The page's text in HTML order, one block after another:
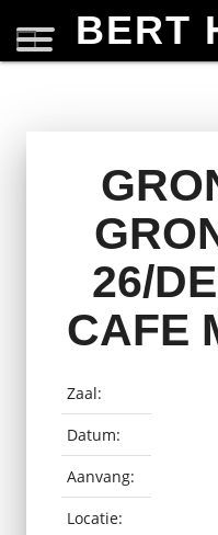
BERT
26/
CAFE
Zaal:
Datum:
Aanvang:
Locatie: